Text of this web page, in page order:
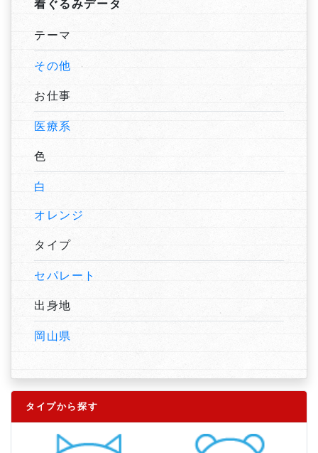
着ぐるみデータ
テーマ
その他
お仕事
医療系
色
白
オレンジ
タイプ
セパレート
出身地
岡山県
タイプから探す